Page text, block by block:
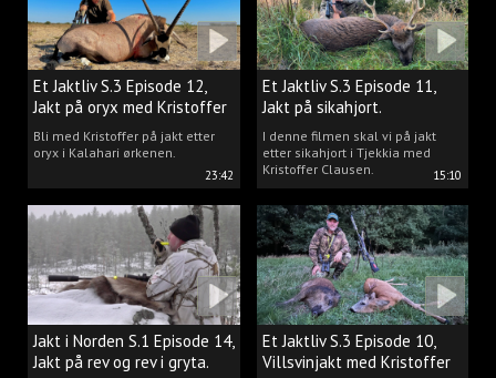
23:42
Et Jaktliv S.3 Episode 12,
Jakt på oryx med Kristoffer
Clausen
Bli med Kristoffer på jakt etter
oryx i Kalahari ørkenen.
15:10
Et Jaktliv S.3 Episode 11,
Jakt på sikahjort.
I denne filmen skal vi på jakt
etter sikahjort i Tjekkia med
Kristoffer Clausen.
Jakt i Norden S.1 Episode 14,
Jakt på rev og rev i gryta.
Et Jaktliv S.3 Episode 10,
Villsvinjakt med Kristoffer